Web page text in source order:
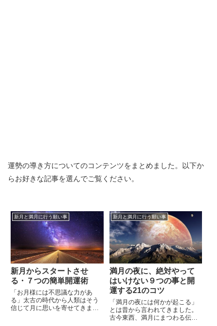
運勢の導き方についてのコンテンツをまとめました。以下か
らお好きな記事を選んでご覧ください。
新月と満月に行う願い事
新月からスタートさせ
る・７つの簡単開運術
「お月様には不思議な力があ
る」太古の時代から人類はそう
信じて月に思いを寄せてきまし
新月と満月に行う願い事
満月の夜に、絶対やって
はいけない９つの事と開
運する21のコツ
「満月の夜には何かが起こる」
とは昔から言われてきました。
古今東西、満月にまつわる伝